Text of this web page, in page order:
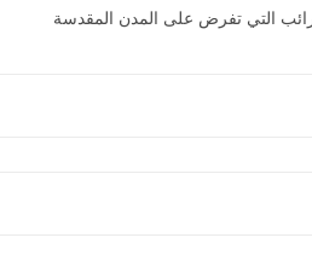
التي تفرض على المدن المقدسة